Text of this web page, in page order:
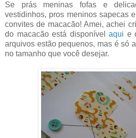
Se prás meninas fofas e
vestidinhos, pros meninos sapecas
convites de macacão! Amei, achei
do macacão está disponívelaqui e
arquivos estão pequenos, mas é só
no tamanho que você desejar.